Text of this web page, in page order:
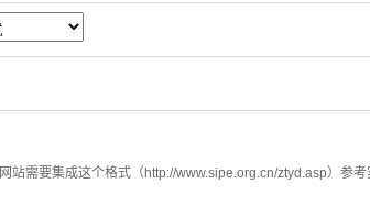
站需要集成这个格式（http://www.sipe.org.cn/ztyd.asp）参